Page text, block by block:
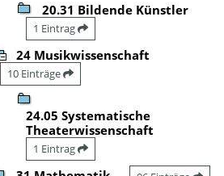
20.31 Bildende Künstler
1 Eintrag
24 Musikwissenschaft
10 Einträge
24.05 Systematische
Theaterwissenschaft
1 Eintrag